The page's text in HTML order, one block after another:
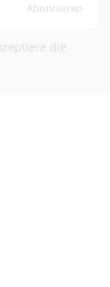
Abonnieren
die